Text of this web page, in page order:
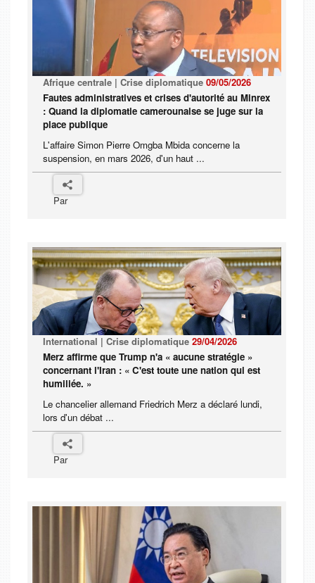
Afrique centrale | Crise diplomatique 09/05/2026
Fautes administratives et crises d'autorité au Minrex
: Quand la diplomatie camerounaise se juge sur la
place publique
L'affaire Simon Pierre Omgba Mbida concerne la
suspension, en mars 2026, d'un haut ...
Par
International | Crise diplomatique 29/04/2026
Merz affirme que Trump n'a « aucune stratégie »
concernant l'Iran : « C'est toute une nation qui est
humiliée. »
Le chancelier allemand Friedrich Merz a déclaré lundi,
lors d'un débat ...
Par